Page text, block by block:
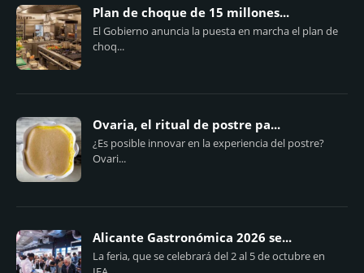
Plan de choque de 15 millones...
El Gobierno anuncia la puesta en marcha el plan de
choq...
Ovaria, el ritual de postre pa...
¿Es posible innovar en la experiencia del postre?
Ovari...
Alicante Gastronómica 2026 se...
La feria, que se celebrará del 2 al 5 de octubre en